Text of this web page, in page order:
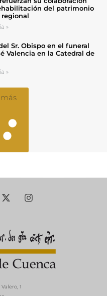
del patrimonio
»
Sr. Obispo en el funeral
Valencia en la Catedral de
»
1